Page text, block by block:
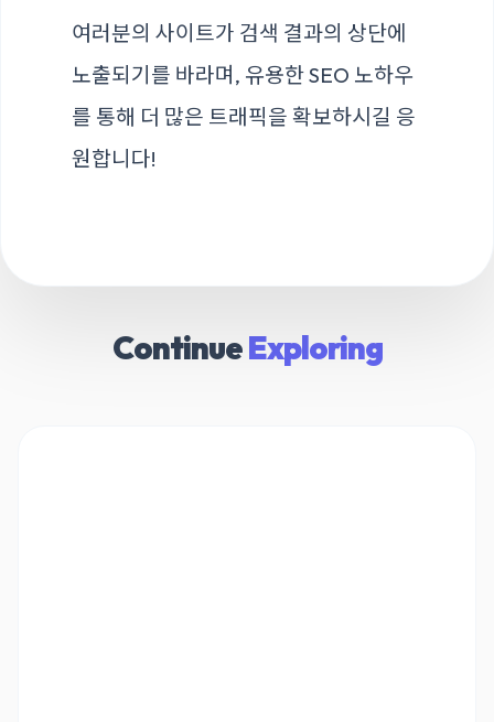
여러분의 사이트가 검색 결과의 상단에
노출되기를 바라며, 유용한 SEO 노하우
를 통해 더 많은 트래픽을 확보하시길 응
원합니다!
ContinueExploring